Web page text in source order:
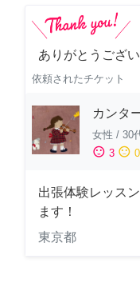
ありがとうござい
依頼されたチケット
カンタ
女性 / 30
sentiment_satisfied 3 sentiment_neutral 0
出張体験レッス
ます！
東京都